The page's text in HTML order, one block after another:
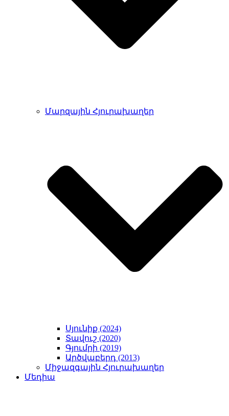
Մարզային Հյուրախաղեր
Սյունիք (2024)
Տավուշ (2020)
Գյումրի (2019)
Արծվաբերդ (2013)
Միջազգային Հյուրախաղեր
Մեդիա